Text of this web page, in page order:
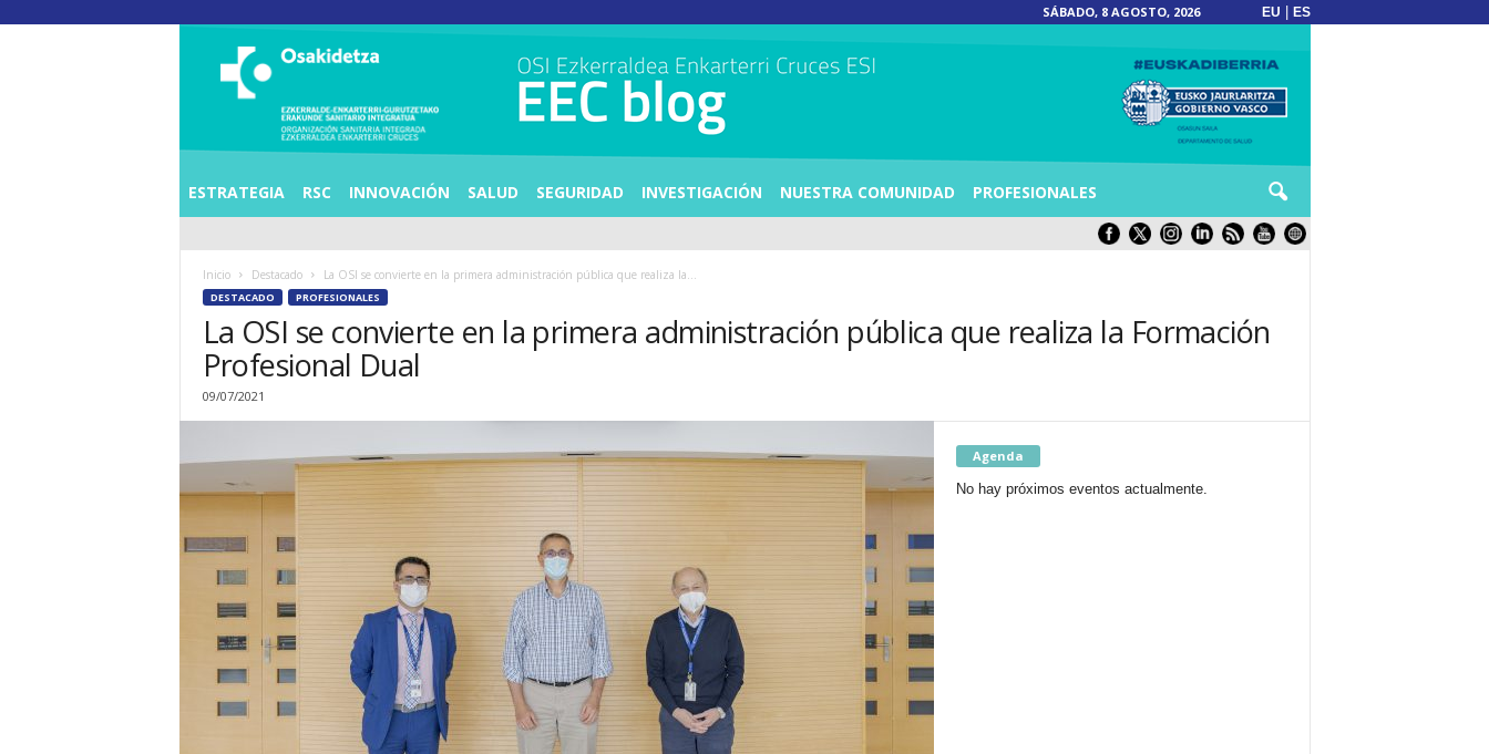
SÁBADO, 8 AGOSTO, 2026 EU ES
A
R
R
ESTRATEGIA RSC INNOVACIÓN SALUD SEGURIDAD INVESTIGACIÓN NUESTRA COMUNIDAD PROFESIONALES
Inicio Destacado La OSI se convierte en la primera administración pública que realiza la...
DESTACADO PROFESIONALES
La OSI se convierte en la primera administración pública que realiza la Formación
Profesional Dual
09/07/2021
Agenda
No hay próximos eventos actualmente.